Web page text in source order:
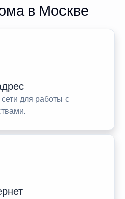
в Москве
для работы с